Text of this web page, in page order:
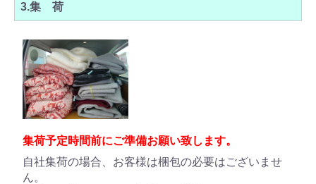
3.集 荷
集荷予定時間前にご準備お願い致します。
自社集荷の場合、お客様は梱包の必要はございませ
ん。